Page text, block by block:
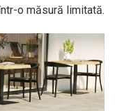
o măsură limitată.